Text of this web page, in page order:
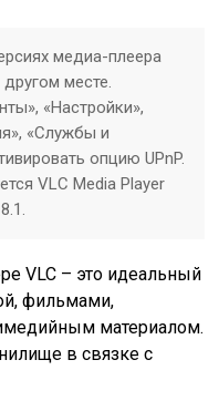
медиа-плеера
месте.
«Настройки»,
«Службы и
опцию UPnP.
VLC Media Player
VLC – это идеальный
фильмами,
материалом.
в связке с